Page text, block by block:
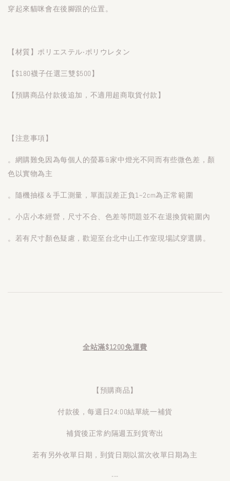
穿起來貓咪會在後腳跟的位置。
【材質】ポリエステル‧ポリウレタン
【$180襪子任選三雙$500】
【預購商品付款後追加，不適用超商取貨付款】
【注意事項】
。網購難免因為每個人的螢幕&家中燈光不同而有些微色差，顏
色以實物為主
。隨機抽樣＆手工測量，單面誤差正負1~2cm為正常範圍
。小店小本經營，尺寸不合、色差等問題並不在退換貨範圍內
。若有尺寸顏色疑慮，歡迎至台北中山工作室現場試穿選購。
全站滿$1200免運費
【預購商品】
付款後，每週日24:00結單統一補貨
補貨後正常約隔週五到貨寄出
若有另外收單日期，到貨日期以當次收單日期為主
---